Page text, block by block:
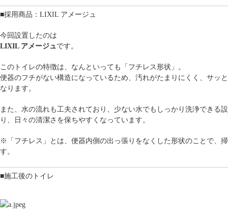
■採用商品：LIXIL アメージュ
今回設置したのは
LIXIL アメージュです。
このトイレの特徴は、なんといっても「フチレス形状」。
便器のフチがない構造になっているため、汚れがたまりにくく、サッ
なります。
また、水の流れも工夫されており、少ない水でもしっかり洗浄できる
り、日々の清潔さを保ちやすくなっています。
※「フチレス」とは、便器内側の出っ張りをなくした形状のことで、
す。
■施工後のトイレ